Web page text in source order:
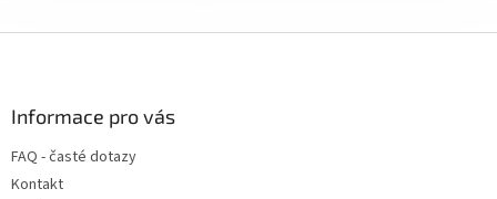
Informace pro vás
FAQ - časté dotazy
Kontakt